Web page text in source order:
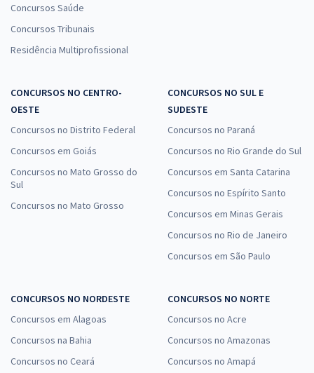
Concursos Saúde
Concursos Tribunais
Residência Multiprofissional
CONCURSOS NO CENTRO-
OESTE
Concursos no Distrito Federal
Concursos em Goiás
Concursos no Mato Grosso do
Sul
Concursos no Mato Grosso
CONCURSOS NO SUL E
SUDESTE
Concursos no Paraná
Concursos no Rio Grande do Sul
Concursos em Santa Catarina
Concursos no Espírito Santo
Concursos em Minas Gerais
Concursos no Rio de Janeiro
Concursos em São Paulo
CONCURSOS NO NORDESTE
Concursos em Alagoas
Concursos na Bahia
Concursos no Ceará
CONCURSOS NO NORTE
Concursos no Acre
Concursos no Amazonas
Concursos no Amapá